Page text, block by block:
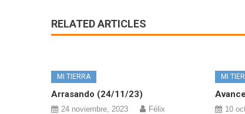
RELATED ARTICLES
MI TIERRA
Arrasando (24/11/23)
24 noviembre, 2023 Félix
MI
10